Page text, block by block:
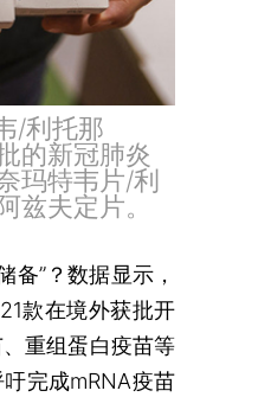
/利托那
的新冠肺炎
玛特韦片/利
兹夫定片。
备”？数据显示，
款在境外获批开
重组蛋白疫苗等
完成mRNA疫苗